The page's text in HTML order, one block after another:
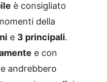
è consigliato
della
e 3 principali.
e con
andrebbero